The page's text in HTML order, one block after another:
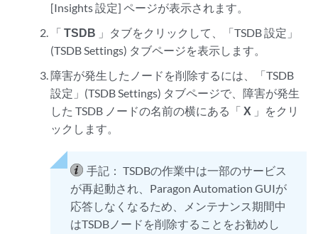
[Insights 設定] ページが表示されます。
「 TSDB 」タブをクリックして、「TSDB 設定」
(TSDB Settings) タブページを表示します。
障害が発生したノードを削除するには、「TSDB
設定」(TSDB Settings) タブページで、障害が発生
した TSDB ノードの名前の横にある「 X 」をクリ
ックします。
手記： TSDBの作業中は一部のサービス
が再起動され、Paragon Automation GUIが
応答しなくなるため、メンテナンス期間中
はTSDBノードを削除することをお勧めし